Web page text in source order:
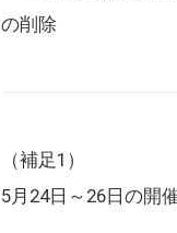
の削除
（補足1）
5月24日～26日の開